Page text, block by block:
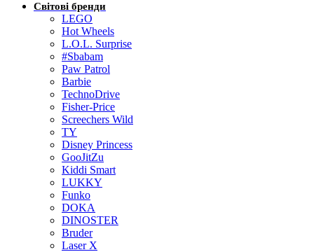
Світові бренди
LEGO
Hot Wheels
L.O.L. Surprise
#Sbabam
Paw Patrol
Barbie
TechnoDrive
Fisher-Price
Screechers Wild
TY
Disney Princess
GooJitZu
Kiddi Smart
LUKKY
Funko
DOKA
DINOSTER
Bruder
Laser X